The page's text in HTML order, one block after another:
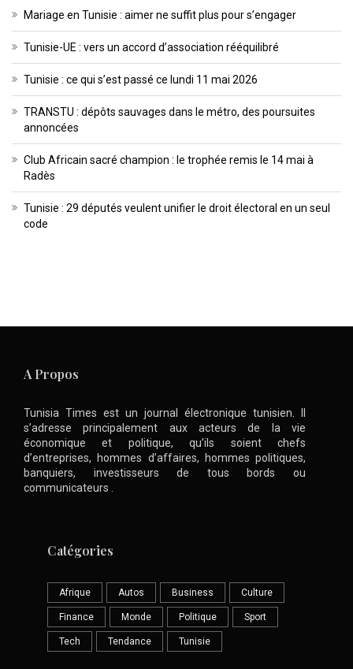
Mariage en Tunisie : aimer ne suffit plus pour s’engager
Tunisie-UE : vers un accord d’association rééquilibré
Tunisie : ce qui s’est passé ce lundi 11 mai 2026
TRANSTU : dépôts sauvages dans le métro, des poursuites
annoncées
Club Africain sacré champion : le trophée remis le 14 mai à
Radès
Tunisie : 29 députés veulent unifier le droit électoral en un seul
code
A Propos
Tunisia Times est un journal électronique tunisien. Il
s’adresse principalement aux acteurs de la vie
économique et politique, qu’ils soient chefs
d’entreprises, hommes d’affaires, hommes politiques,
banquiers, investisseurs de tous bords ou
communicateurs .
Catégories
Afrique Autos Business Culture
Finance Monde Politique Sport
Tech Tendance Tunisie